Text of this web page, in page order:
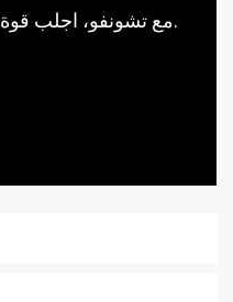
مع تشونفو، اجلب قوة وهدوء الطبيعة إلى منزلك.